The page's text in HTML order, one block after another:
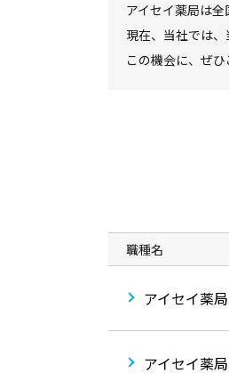
アイセイ薬局は
現在、当社では
この機会に、ぜひ
職種名
アイセイ薬
アイセイ薬